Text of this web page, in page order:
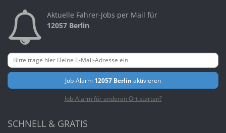
Aktuelle Fahrer-Jobs per Mail für
12057 Berlin
Job-Alarm 12057 Berlin aktivieren
Job-Alarm für anderen Ort starten?
SCHNELL & GRATIS